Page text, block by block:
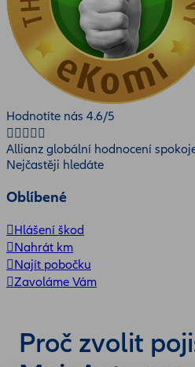
Hodnotíte nás 4.6/5
Allianz globální hodnocení
Nejčastěji hledáte
Oblíbené
Hlášení škod
Nahrát km
Najít pobočku
Zavoláme Vám
Proč zvolit